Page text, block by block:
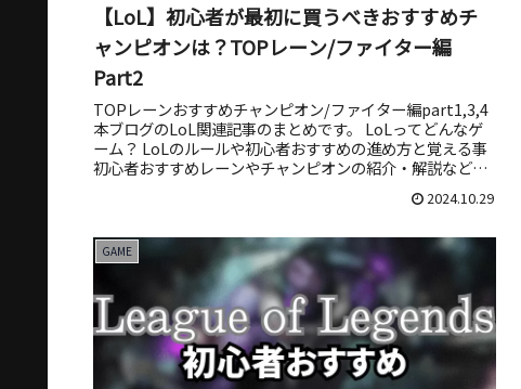
【LoL】初心者が最初に買うべきおすすめチ
ャンピオンは？TOPレーン/ファイター編
Part2
TOPレーンおすすめチャンピオン/ファイター編part1,3,4
本ブログのLoL関連記事のまとめです。 LoLってどんなゲ
ーム？ LoLのルールや初心者おすすめの進め方と覚える事
初心者おすすめレーンやチャンピオンの紹介・解説などを
2024.10.29
GAME